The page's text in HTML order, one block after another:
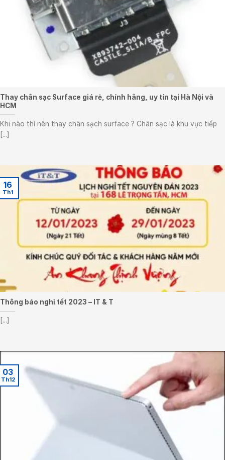
Thay chân sạc Surface giá rẻ, chính hãng, uy tín tại Hà Nội và
HCM
Khi nào thì nên thay chân sạch surface ? Chân sạc là khu vực tiếp
[...]
Thông báo nghỉ tết 2023 – IT & T
[...]
16
Th1
03
Th12